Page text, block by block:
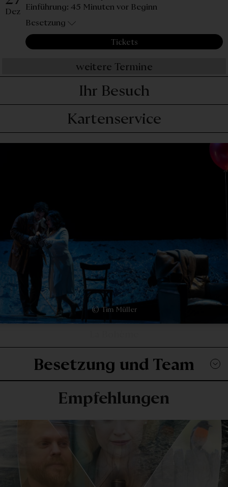
Dez Einführung: 45 Minuten vor Beginn
Besetzung
Tickets
weitere Termine
Ihr Besuch
Kartenservice
© Tim Müller
Besetzung und Team
Empfehlungen